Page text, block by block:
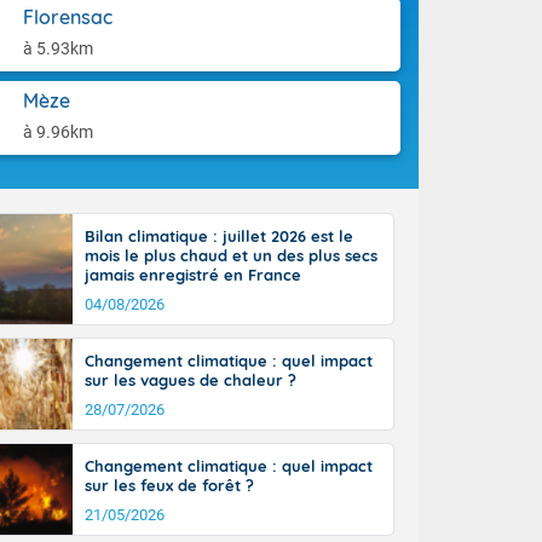
Florensac
à 5.93km
Mèze
à 9.96km
l'après-
14
il fait
Bilan climatique : juillet 2026 est le
mois le plus chaud et un des plus secs
jamais enregistré en France
04/08/2026
Changement climatique : quel impact
sur les vagues de chaleur ?
28/07/2026
Changement climatique : quel impact
sur les feux de forêt ?
21/05/2026